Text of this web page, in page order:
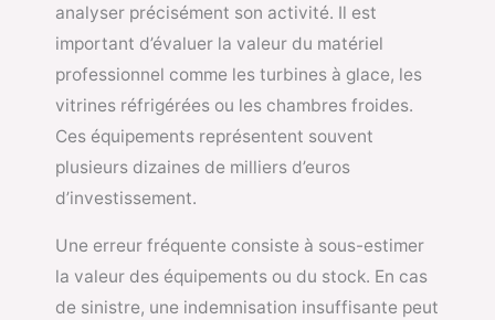
analyser précisément son activité. Il est
important d’évaluer la valeur du matériel
professionnel comme les turbines à glace, les
vitrines réfrigérées ou les chambres froides.
Ces équipements représentent souvent
plusieurs dizaines de milliers d’euros
d’investissement.
Une erreur fréquente consiste à sous-estimer
la valeur des équipements ou du stock. En cas
de sinistre, une indemnisation insuffisante peut